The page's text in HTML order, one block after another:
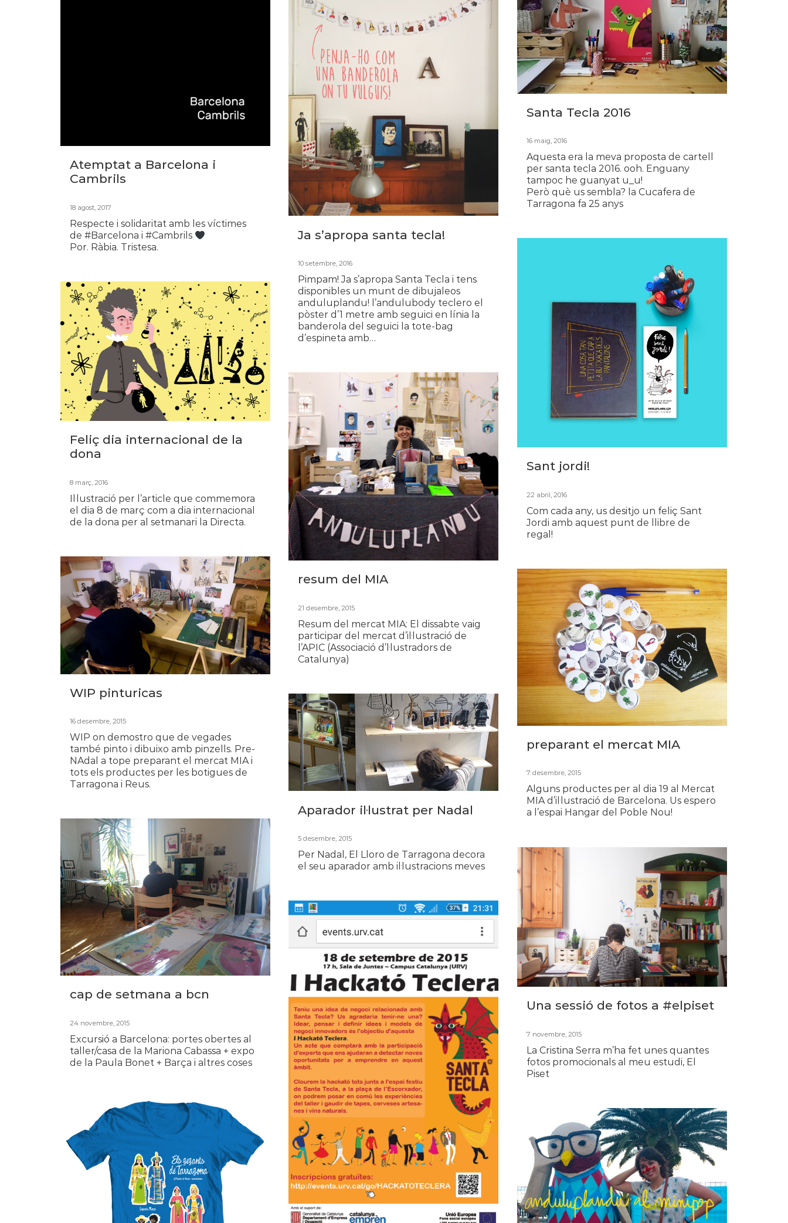
Atemptat a Barcelona i
Cambrils
18 agost, 2017
Respecte i solidaritat amb les víctimes
de #Barcelona i #Cambrils
Por. Ràbia. Tristesa.
Ja s’apropa santa tecla!
10 setembre, 2016
Pimpam! Ja s’apropa Santa Tecla i tens
disponibles un munt de dibujaleos
anduluplandu! l’andulubody teclero el
pòster d’1 metre amb seguici en línia la
banderola del seguici la tote-bag
d’espineta amb…
Santa Tecla 2016
16 maig, 2016
Aquesta era la meva proposta de cartell
per santa tecla 2016. ooh. Enguany
tampoc he guanyat u_u!
Però què us sembla? la Cucafera de
Tarragona fa 25 anys
Sant jordi!
22 abril, 2016
Com cada any, us desitjo un feliç Sant
Jordi amb aquest punt de llibre de
regal!
Feliç dia internacional de la
dona
8 març, 2016
Il·lustració per l’article que commemora
el dia 8 de març com a dia internacional
de la dona per al setmanari la Directa.
resum del MIA
21 desembre, 2015
Resum del mercat MIA: El dissabte vaig
participar del mercat d’il·lustració de
l’APIC (Associació d’l·lustradors de
Catalunya)
WIP pinturicas
16 desembre, 2015
WIP on demostro que de vegades
també pinto i dibuixo amb pinzells. Pre-
NAdal a tope preparant el mercat MIA i
tots els productes per les botigues de
Tarragona i Reus.
preparant el mercat MIA
7 desembre, 2015
Alguns productes per al dia 19 al Mercat
MIA d’il·lustració de Barcelona. Us espero
a l’espai Hangar del Poble Nou!
Aparador il·lustrat per Nadal
5 desembre, 2015
Per Nadal, El Lloro de Tarragona decora
el seu aparador amb il·lustracions meves
cap de setmana a bcn
24 novembre, 2015
Excursió a Barcelona: portes obertes al
taller/casa de la Mariona Cabassa + expo
de la Paula Bonet + Barça i altres coses
Una sessió de fotos a #elpiset
7 novembre, 2015
La Cristina Serra m’ha fet unes quantes
fotos promocionals al meu estudi, El
Piset